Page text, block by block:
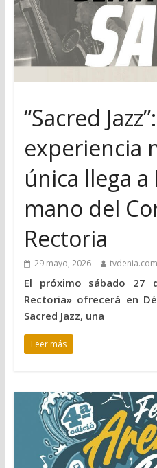
“Sacred
experiencia
única llega
mano del
Rectoria
29 mayo, 2026 tvdenia.com
El próximo sábado 27
Rectoria» ofrecerá en
Sacred Jazz, una
Leer más